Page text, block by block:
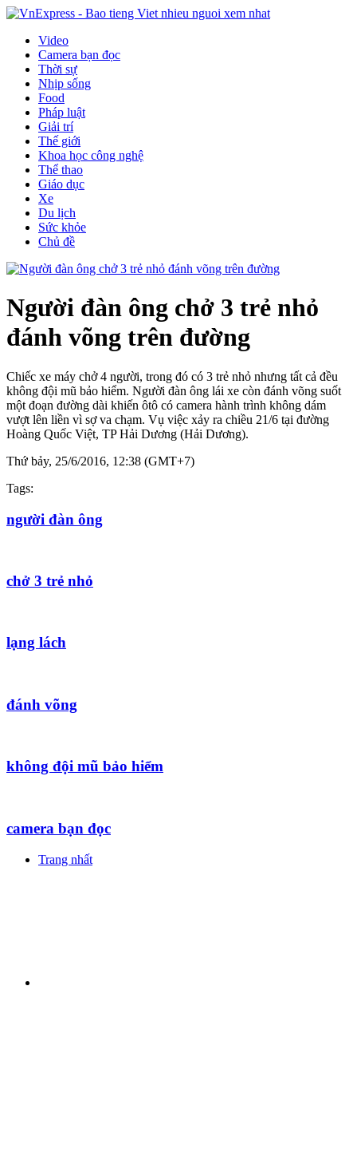
Video
Camera bạn đọc
Thời sự
Nhịp sống
Food
Pháp luật
Giải trí
Thế giới
Khoa học công nghệ
Thể thao
Giáo dục
Xe
Du lịch
Sức khỏe
Chủ đề
Người đàn ông chở 3 trẻ nhỏ
đánh võng trên đường
Chiếc xe máy chở 4 người, trong đó có 3 trẻ nhỏ nhưng tất cả đều
không đội mũ bảo hiểm. Người đàn ông lái xe còn đánh võng suốt
một đoạn đường dài khiến ôtô có camera hành trình không dám
vượt lên liền vì sợ va chạm. Vụ việc xảy ra chiều 21/6 tại đường
Hoàng Quốc Việt, TP Hải Dương (Hải Dương).
Thứ bảy, 25/6/2016, 12:38 (GMT+7)
Tags:
người đàn ông
chở 3 trẻ nhỏ
lạng lách
đánh võng
không đội mũ bảo hiểm
camera bạn đọc
Trang nhất